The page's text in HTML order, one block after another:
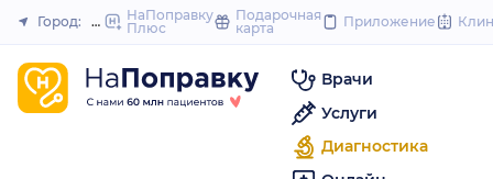
to
Закрыть
Город: МоскваНаПоправку
Плюс
Подарочная
карта
Приложение
Врачи
Услуги
Диагностика